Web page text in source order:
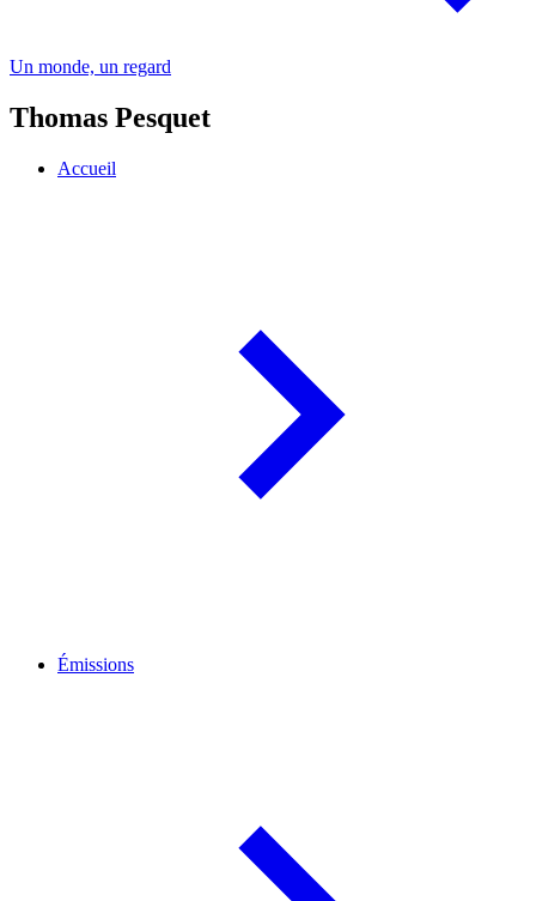
Un monde, un regard
Thomas Pesquet
Accueil
Émissions